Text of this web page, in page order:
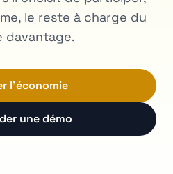
le reste à charge du
davantage.
l'économie
une démo